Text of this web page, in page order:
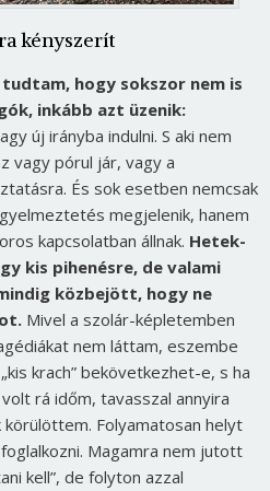
kényszerít
hogy sokszor nem is
inkább azt üzenik:
új irányba indulni. S aki nem
vagy pórul jár, vagy a
És sok esetben nemcsak
megjelenik, hanem
kapcsolatban állnak. Hetek-
kis pihenésre, de valami
közbejött, hogy ne
Mivel a szolár-képletemben
nem láttam, eszembe
krach” bekövetkezhet-e, s ha
rá időm, tavasszal annyira
Folyamatosan helyt
Magamra nem jutott
kell”, de folyton azzal